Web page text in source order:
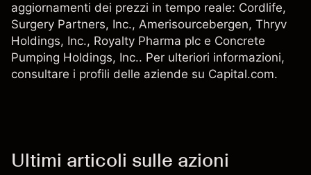
aggiornamenti dei prezzi in tempo reale: Cordlife,
Surgery Partners, Inc., Amerisourcebergen, Thryv
Holdings, Inc., Royalty Pharma plc e Concrete
Pumping Holdings, Inc.. Per ulteriori informazioni,
consultare i profili delle aziende su Capital.com.
Ultimi articoli sulle azioni